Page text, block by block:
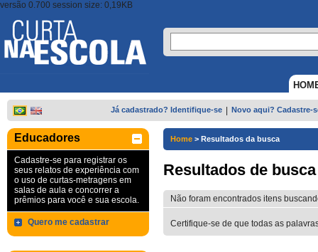
versão 0.700 session size: 0,19KB
Já cadastrado? Identifique-se Novo aqui? Cadastre-
Educadores
Cadastre-se para registrar os
seus relatos de experiência com
o uso de curtas-metragens em
salas de aula e concorrer a
prêmios para você e sua escola.
Quero me cadastrar
Home > Resultados da busca
Resultados de busca
Não foram encontrados itens
Certifique-se de que todas as